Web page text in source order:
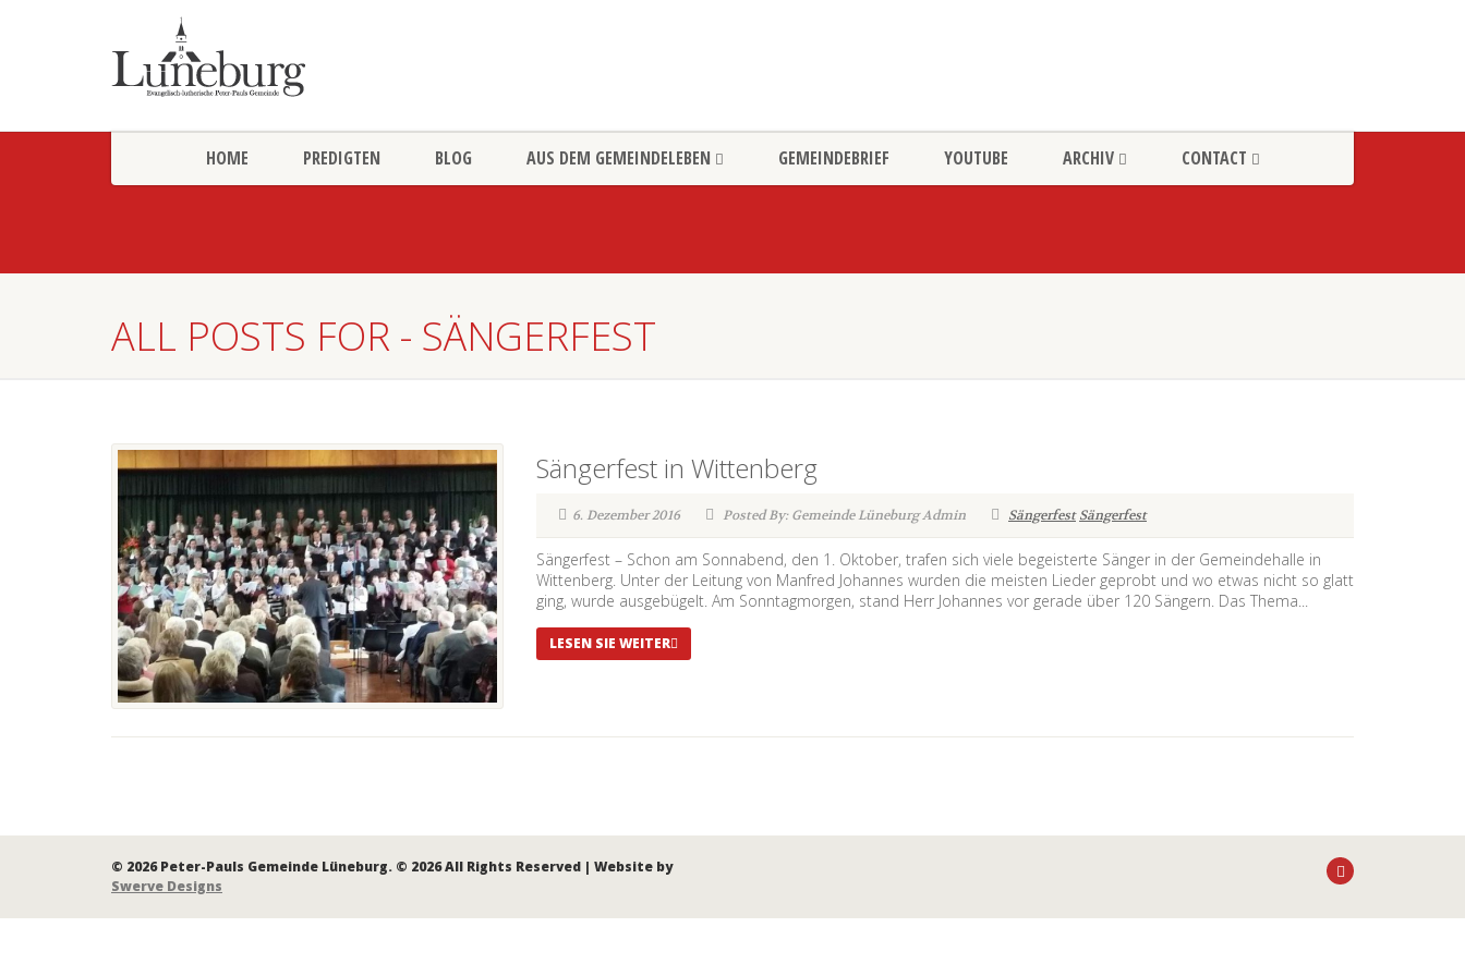
HOME PREDIGTEN BLOG AUS DEM GEMEINDELEBEN GEMEINDEBRIEF YOUTUBE ARCHIV CONTACT
ALL POSTS FOR - SÄNGERFEST
Sängerfest in Wittenberg
6. Dezember 2016 Posted By: Gemeinde Lüneburg Admin Sängerfest Sängerfest
Sängerfest – Schon am Sonnabend, den 1. Oktober, trafen sich viele begeisterte Sänger in der Gemeindehalle in
Wittenberg. Unter der Leitung von Manfred Johannes wurden die meisten Lieder geprobt und wo etwas nicht so glatt
ging, wurde ausgebügelt. Am Sonntagmorgen, stand Herr Johannes vor gerade über 120 Sängern. Das Thema...
LESEN SIE WEITER
© 2026 Peter-Pauls Gemeinde Lüneburg. © 2026 All Rights Reserved | Website by
Swerve Designs